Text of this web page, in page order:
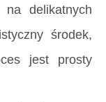
delikatnych
środek,
jest prosty